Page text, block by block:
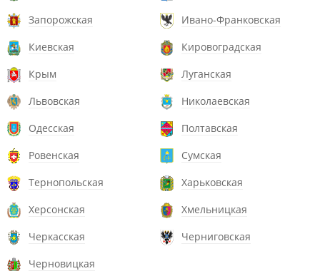
Запорожская
Ивано-Франковская
Киевская
Кировоградская
Крым
Луганская
Львовская
Николаевская
Одесская
Полтавская
Ровенская
Сумская
Тернопольская
Харьковская
Херсонская
Хмельницкая
Черкасская
Черниговская
Черновицкая